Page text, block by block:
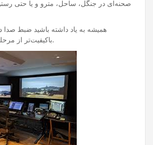
صحنه‌ای در جنگل، ساحل، مترو و یا حتی
همیشه به یاد داشته باشید ضبط صدا
باکیفیت‌تر از مرحله‌ی پس‌تولید است.